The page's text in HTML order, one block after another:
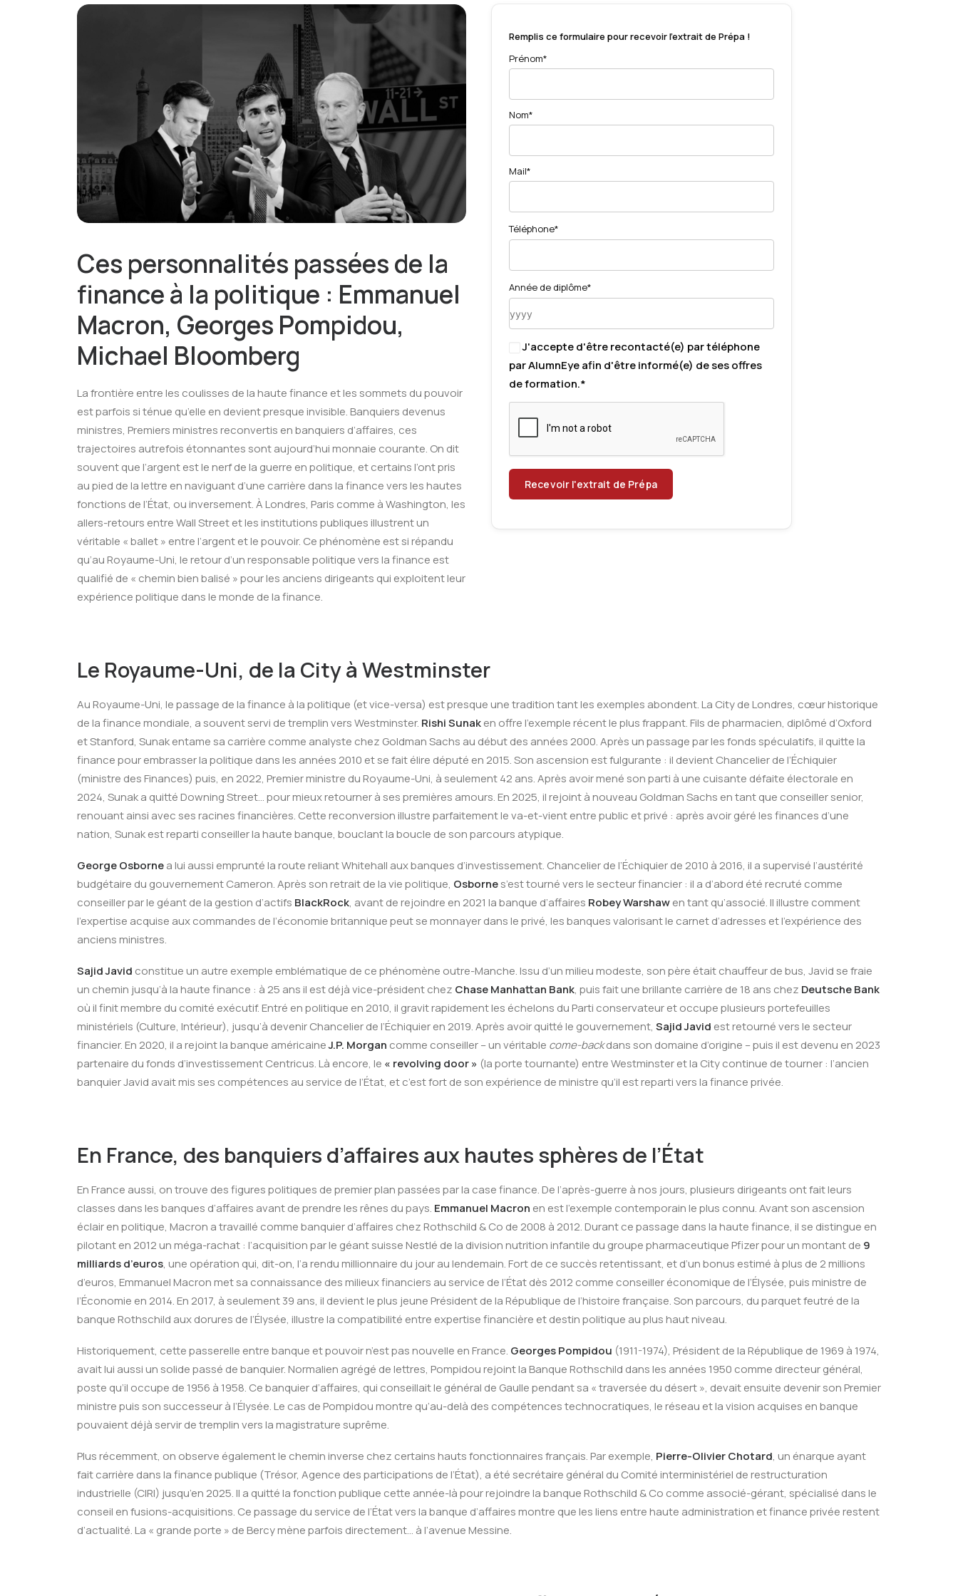
Ces personnalités passées de la
finance à la politique : Emmanuel
Macron, Georges Pompidou,
Michael Bloomberg
La frontière entre les coulisses de la haute finance et les sommets du pouvoir
est parfois si ténue qu’elle en devient presque invisible. Banquiers devenus
ministres, Premiers ministres reconvertis en banquiers d’affaires, ces
trajectoires autrefois étonnantes sont aujourd’hui monnaie courante. On dit
souvent que l’argent est le nerf de la guerre en politique, et certains l’ont pris
au pied de la lettre en naviguant d’une carrière dans la finance vers les hautes
fonctions de l’État, ou inversement. À Londres, Paris comme à Washington, les
allers-retours entre Wall Street et les institutions publiques illustrent un
véritable « ballet » entre l’argent et le pouvoir. Ce phénomène est si répandu
qu’au Royaume-Uni, le retour d’un responsable politique vers la finance est
qualifié de « chemin bien balisé » pour les anciens dirigeants qui exploitent leur
expérience politique dans le monde de la finance.
Remplis ce formulaire pour recevoir l'extrait de Prépa !
Prénom*
Nom*
Mail*
Téléphone*
Année de diplôme*
J'accepte d'être recontacté(e) par téléphone
par AlumnEye afin d'être informé(e) de ses offres
de formation.*
Le Royaume-Uni, de la City à Westminster
Au Royaume-Uni, le passage de la finance à la politique (et vice-versa) est presque une tradition tant les exemples abondent. La City de Londres, cœur historique
de la finance mondiale, a souvent servi de tremplin vers Westminster. Rishi Sunaken offre l’exemple récent le plus frappant. Fils de pharmacien, diplômé d’Oxford
et Stanford, Sunak entame sa carrière comme analyste chez Goldman Sachs au début des années 2000. Après un passage par les fonds spéculatifs, il quitte la
finance pour embrasser la politique dans les années 2010 et se fait élire député en 2015. Son ascension est fulgurante : il devient Chancelier de l’Échiquier
(ministre des Finances) puis, en 2022, Premier ministre du Royaume-Uni, à seulement 42 ans. Après avoir mené son parti à une cuisante défaite électorale en
2024, Sunak a quitté Downing Street… pour mieux retourner à ses premières amours. En 2025, il rejoint à nouveau Goldman Sachs en tant que conseiller senior,
renouant ainsi avec ses racines financières. Cette reconversion illustre parfaitement le va-et-vient entre public et privé : après avoir géré les finances d’une
nation, Sunak est reparti conseiller la haute banque, bouclant la boucle de son parcours atypique.
George Osbornea lui aussi emprunté la route reliant Whitehall aux banques d’investissement. Chancelier de l’Échiquier de 2010 à 2016, il a supervisé l’austérité
budgétaire du gouvernement Cameron. Après son retrait de la vie politique, Osbornes’est tourné vers le secteur financier : il a d’abord été recruté comme
conseiller par le géant de la gestion d’actifs BlackRock, avant de rejoindre en 2021 la banque d’affaires Robey Warshawen tant qu’associé. Il illustre comment
l’expertise acquise aux commandes de l’économie britannique peut se monnayer dans le privé, les banques valorisant le carnet d’adresses et l’expérience des
anciens ministres.
Sajid Javid constitue un autre exemple emblématique de ce phénomène outre-Manche. Issu d’un milieu modeste, son père était chauffeur de bus, Javid se fraie
un chemin jusqu’à la haute finance : à 25 ans il est déjà vice-président chez Chase Manhattan Bank, puis fait une brillante carrière de 18 ans chez Deutsche Bank
où il finit membre du comité exécutif. Entré en politique en 2010, il gravit rapidement les échelons du Parti conservateur et occupe plusieurs portefeuilles
ministériels (Culture, Intérieur), jusqu’à devenir Chancelier de l’Échiquier en 2019. Après avoir quitté le gouvernement, Sajid Javid est retourné vers le secteur
financier. En 2020, il a rejoint la banque américaineJ.P. Morgan comme conseiller – un véritable come-backdans son domaine d’origine – puis il est devenu en 2023
partenaire du fonds d’investissement Centricus. Là encore, le « revolving door » (la porte tournante) entre Westminster et la City continue de tourner : l’ancien
banquier Javid avait mis ses compétences au service de l’État, et c’est fort de son expérience de ministre qu’il est reparti vers la finance privée.
En France, des banquiers d’affaires aux hautes sphères de l’État
En France aussi, on trouve des figures politiques de premier plan passées par la case finance. De l’après-guerre à nos jours, plusieurs dirigeants ont fait leurs
classes dans les banques d’affaires avant de prendre les rênes du pays. Emmanuel Macron en est l’exemple contemporain le plus connu. Avant son ascension
éclair en politique, Macron a travaillé comme banquier d’affaires chez Rothschild & Co de 2008 à 2012. Durant ce passage dans la haute finance, il se distingue en
pilotant en 2012 un méga-rachat : l’acquisition par le géant suisse Nestlé de la division nutrition infantile du groupe pharmaceutique Pfizer pour un montant de 9
milliards d’euros, une opération qui, dit-on, l’a rendu millionnaire du jour au lendemain. Fort de ce succès retentissant, et d’un bonus estimé à plus de 2 millions
d’euros, Emmanuel Macron met sa connaissance des milieux financiers au service de l’État dès 2012 comme conseiller économique de l’Élysée, puis ministre de
l’Économie en 2014. En 2017, à seulement 39 ans, il devient le plus jeune Président de la République de l’histoire française. Son parcours, du parquet feutré de la
banque Rothschild aux dorures de l’Élysée, illustre la compatibilité entre expertise financière et destin politique au plus haut niveau.
Historiquement, cette passerelle entre banque et pouvoir n’est pas nouvelle en France. Georges Pompidou (1911-1974), Président de la République de 1969 à 1974,
avait lui aussi un solide passé de banquier. Normalien agrégé de lettres, Pompidou rejoint la Banque Rothschild dans les années 1950 comme directeur général,
poste qu’il occupe de 1956 à 1958. Ce banquier d’affaires, qui conseillait le général de Gaulle pendant sa « traversée du désert », devait ensuite devenir son Premier
ministre puis son successeur à l’Élysée. Le cas de Pompidou montre qu’au-delà des compétences technocratiques, le réseau et la vision acquises en banque
pouvaient déjà servir de tremplin vers la magistrature suprême.
Plus récemment, on observe également le chemin inverse chez certains hauts fonctionnaires français. Par exemple, Pierre-Olivier Chotard, un énarque ayant
fait carrière dans la finance publique (Trésor, Agence des participations de l’État), a été secrétaire général du Comité interministériel de restructuration
industrielle (CIRI) jusqu’en 2025. Il a quitté la fonction publique cette année-là pour rejoindre la banque Rothschild & Co comme associé-gérant, spécialisé dans le
conseil en fusions-acquisitions. Ce passage du service de l’État vers la banque d’affaires montre que les liens entre haute administration et finance privée restent
d’actualité. La « grande porte » de Bercy mène parfois directement… à l’avenue Messine.